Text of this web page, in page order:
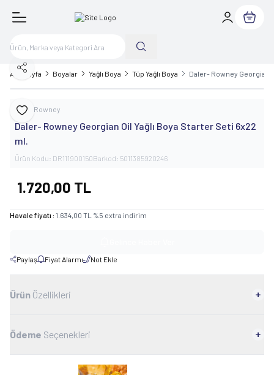
Sepetim
Ana Sayfa Boyalar Yağlı Boya Tüp Yağlı Boya Daler- Rowney Georgian
Favoriye Ekle
Paylaş
Daler Rowney
Daler- Rowney Georgian Oil Yağlı Boya Starter Seti 6x22
ml.
Ürün Kodu: DR111900150Barkod: 5011385920246
1.720,00 TL
Havale fiyatı : 1.634,00 TL %5 extra indirim
Paylaş Fiyat Alarmı Not Ekle
Ürün Özellikleri
Ödeme Seçenekleri